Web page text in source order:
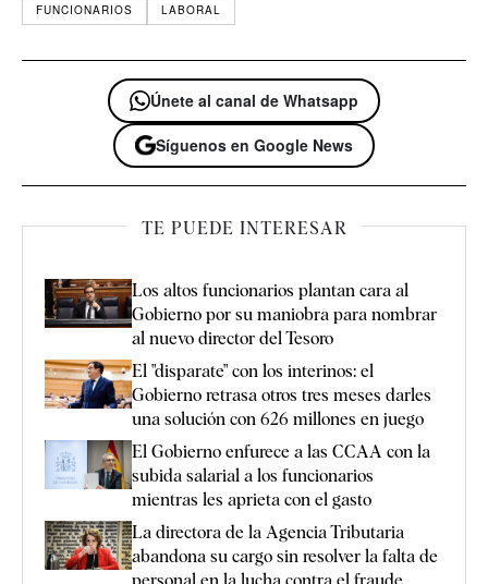
FUNCIONARIOS LABORAL
Únete al canal de Whatsapp
Síguenos en Google News
TE PUEDE INTERESAR
Los altos funcionarios plantan cara al
Gobierno por su maniobra para nombrar
al nuevo director del Tesoro
El "disparate" con los interinos: el
Gobierno retrasa otros tres meses darles
una solución con 626 millones en juego
El Gobierno enfurece a las CCAA con la
subida salarial a los funcionarios
mientras les aprieta con el gasto
La directora de la Agencia Tributaria
abandona su cargo sin resolver la falta de